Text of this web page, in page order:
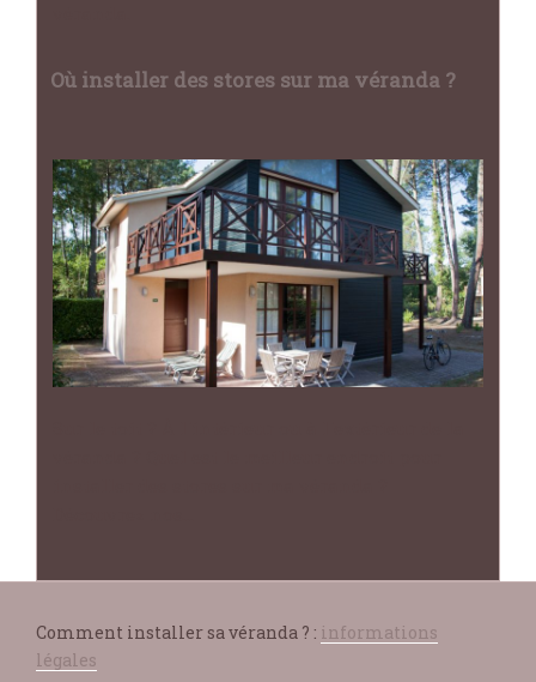
Où installer des stores sur ma véranda ?
Comment installer sa véranda ? : informations
légales